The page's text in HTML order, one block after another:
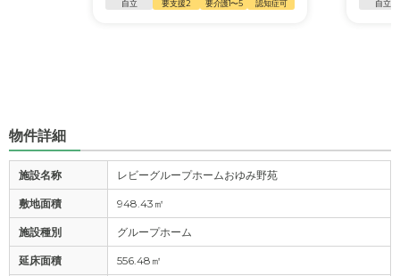
自立 要支援2 要介護1〜5 認知症可 自立
物件詳細
施設名称 レビーグループホームおゆみ野苑
敷地面積 948.43㎡
施設種別 グループホーム
延床面積 556.48㎡